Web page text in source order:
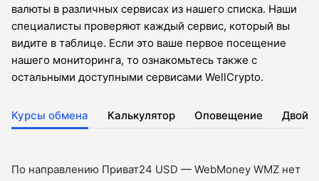
валюты в различных сервисах из нашего списка. Наши
специалисты проверяют каждый сервис, который вы
видите в таблице. Если это ваше первое посещение
нашего мониторинга, то ознакомьтесь также с
остальными доступными сервисами WellCrypto.
Курсы обмена Калькулятор Оповещение
По направлению Приват24 USD — WebMoney WMZ нет